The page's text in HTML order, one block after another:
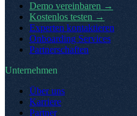
Demo vereinbaren →
Kostenlos testen →
Experten kontaktieren
Onboarding Services
Partnerschaften
Unternehmen
Über uns
Karriere
Partner